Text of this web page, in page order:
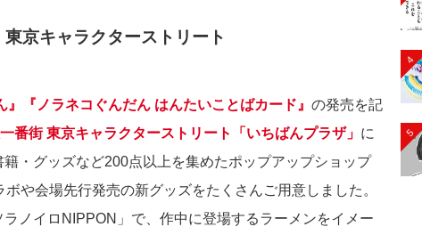
京キャラクターストリート
『ノラネコぐんだん はんたいことばカード』 の発売を記
番街 東京キャラクターストリート「いちばんプラザ」 に
・グッズなど200点以上を集めたポップアップショップ
や会場先行発売の新グッズをたくさんご用意しました。
ノイロNIPPON」で、作中に登場するラーメンをイメー
4
5